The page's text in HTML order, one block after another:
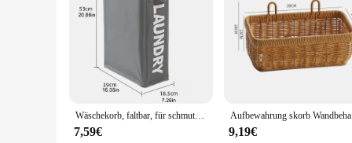
Features:
**Efficient Storage Solutions**
The organisor schmimke Lagerungskorb is a versatile
quality polypropylene, this storage organiser is not only
any decor, whether it's in your home, office, or retail setting.
**Versatile and Space-Saving**
The organisor schmimke is a testament to practicality and
closets, or on shelves. The storage basket's ample
environments ensures that it is an indispensable addition to
Wäschekorb, faltbar, für schmutzige Kleidung, Kleidungsorganisator, Yoga-Aufbewahrungskorb, Heimsortiment, Box, Wäscheboxen
7,59€ 9,19€